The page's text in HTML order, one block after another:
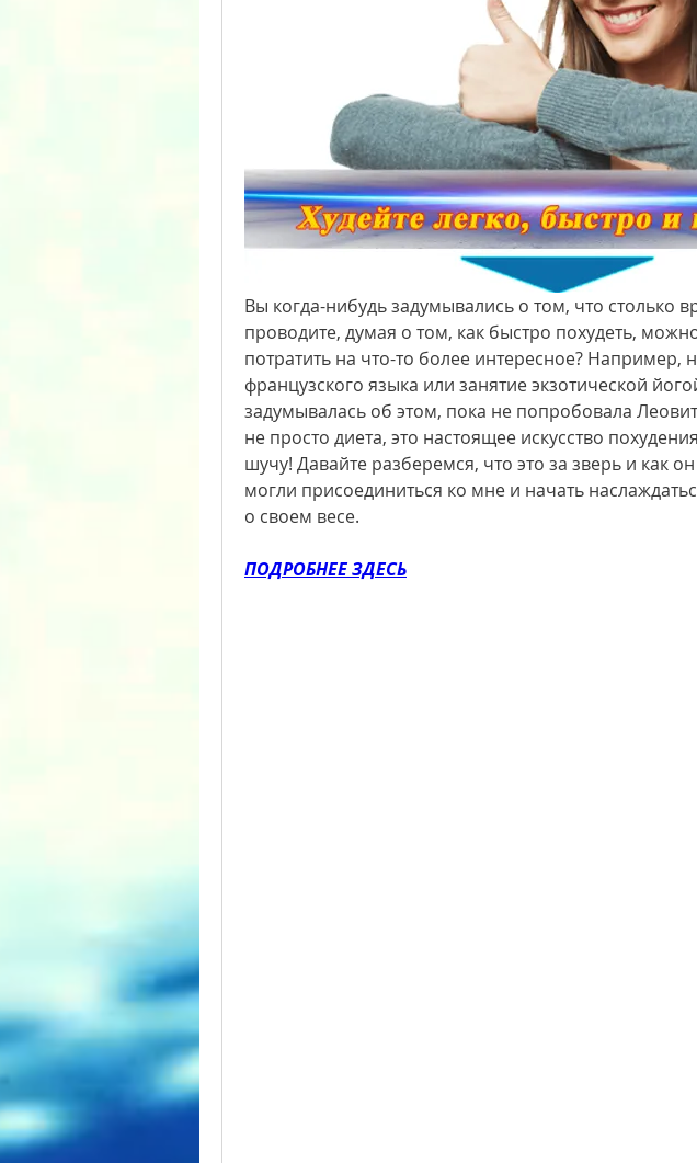
Вы когда-нибудь задумывались о том, что столько
проводите, думая о том, как быстро похудеть,
потратить на что-то более интересное? Например,
французского языка или занятие экзотической
задумывалась об этом, пока не попробовала
не просто диета, это настоящее искусство
шучу! Давайте разберемся, что это за зверь и как
могли присоединиться ко мне и начать
о своем весе.
ПОДРОБНЕЕ ЗДЕСЬ